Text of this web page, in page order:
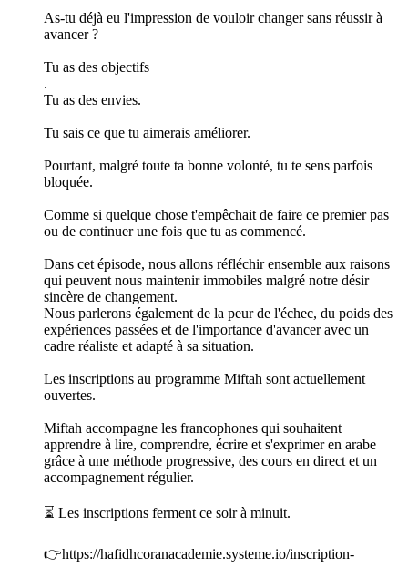
As-tu déjà eu l'impression de vouloir changer sans réussir à
avancer ?
Tu as des objectifs
.
Tu as des envies.
Tu sais ce que tu aimerais améliorer.
Pourtant, malgré toute ta bonne volonté, tu te sens parfois
bloquée.
Comme si quelque chose t'empêchait de faire ce premier pas
ou de continuer une fois que tu as commencé.
Dans cet épisode, nous allons réfléchir ensemble aux raisons
qui peuvent nous maintenir immobiles malgré notre désir
sincère de changement.
Nous parlerons également de la peur de l'échec, du poids des
expériences passées et de l'importance d'avancer avec un
cadre réaliste et adapté à sa situation.
Les inscriptions au programme Miftah sont actuellement
ouvertes.
Miftah accompagne les francophones qui souhaitent
apprendre à lire, comprendre, écrire et s'exprimer en arabe
grâce à une méthode progressive, des cours en direct et un
accompagnement régulier.
⏳ Les inscriptions ferment ce soir à minuit.
👉https://hafidhcoranacademie.systeme.io/inscription-